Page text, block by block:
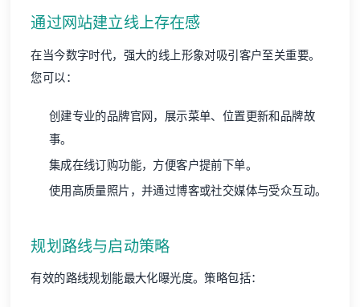
通过网站建立线上存在感
在当今数字时代，强大的线上形象对吸引客户至关重要。
您可以：
创建专业的品牌官网，展示菜单、位置更新和品牌故
事。
集成在线订购功能，方便客户提前下单。
使用高质量照片，并通过博客或社交媒体与受众互动。
规划路线与启动策略
有效的路线规划能最大化曝光度。策略包括：